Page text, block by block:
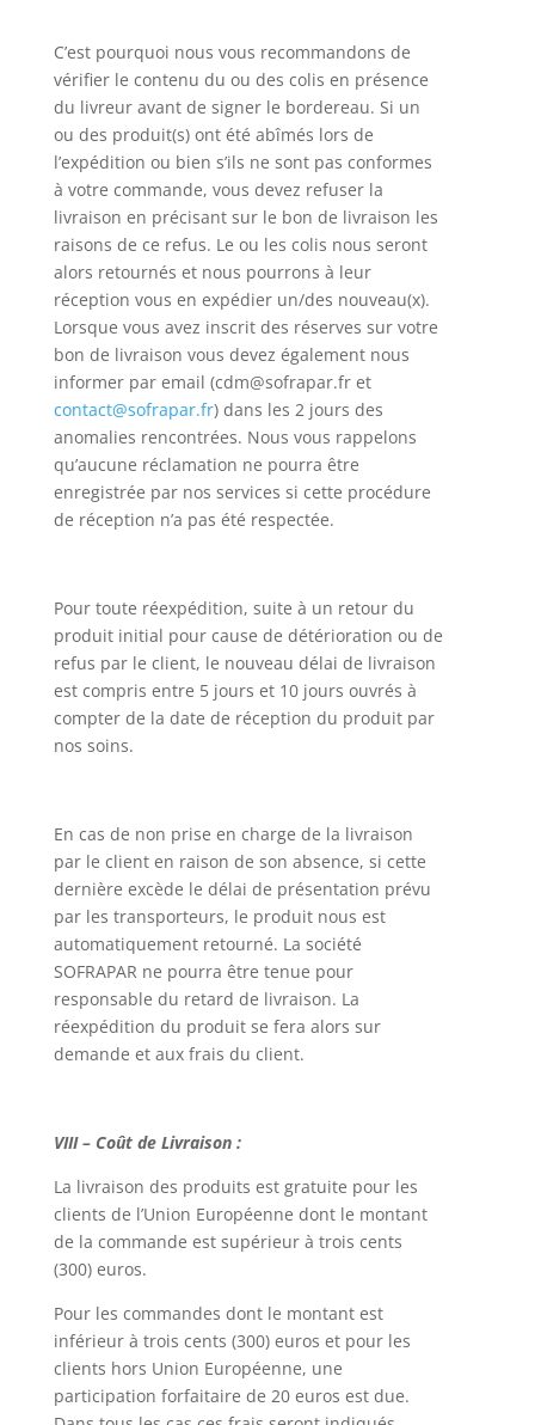
C’est pourquoi nous vous recommandons de
vérifier le contenu du ou des colis en présence
du livreur avant de signer le bordereau. Si un
ou des produit(s) ont été abîmés lors de
l’expédition ou bien s’ils ne sont pas conformes
à votre commande, vous devez refuser la
livraison en précisant sur le bon de livraison les
raisons de ce refus. Le ou les colis nous seront
alors retournés et nous pourrons à leur
réception vous en expédier un/des nouveau(x).
Lorsque vous avez inscrit des réserves sur votre
bon de livraison vous devez également nous
informer par email (cdm@sofrapar.fr et
contact@sofrapar.fr) dans les 2 jours des
anomalies rencontrées. Nous vous rappelons
qu’aucune réclamation ne pourra être
enregistrée par nos services si cette procédure
de réception n’a pas été respectée.
Pour toute réexpédition, suite à un retour du
produit initial pour cause de détérioration ou de
refus par le client, le nouveau délai de livraison
est compris entre 5 jours et 10 jours ouvrés à
compter de la date de réception du produit par
nos soins.
En cas de non prise en charge de la livraison
par le client en raison de son absence, si cette
dernière excède le délai de présentation prévu
par les transporteurs, le produit nous est
automatiquement retourné. La société
SOFRAPAR ne pourra être tenue pour
responsable du retard de livraison. La
réexpédition du produit se fera alors sur
demande et aux frais du client.
VIII – Coût de Livraison :
La livraison des produits est gratuite pour les
clients de l’Union Européenne dont le montant
de la commande est supérieur à trois cents
(300) euros.
Pour les commandes dont le montant est
inférieur à trois cents (300) euros et pour les
clients hors Union Européenne, une
participation forfaitaire de 20 euros est due.